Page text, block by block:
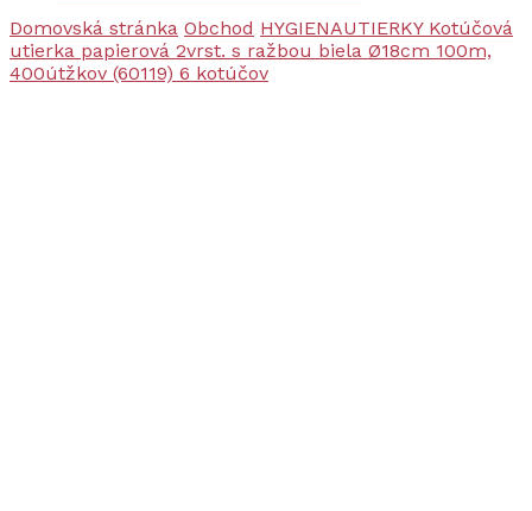
Domovská stránka Obchod HYGIENAUTIERKY Kotúčová
utierka papierová 2vrst. s ražbou biela Ø18cm 100m,
400útžkov (60119) 6 kotúčov